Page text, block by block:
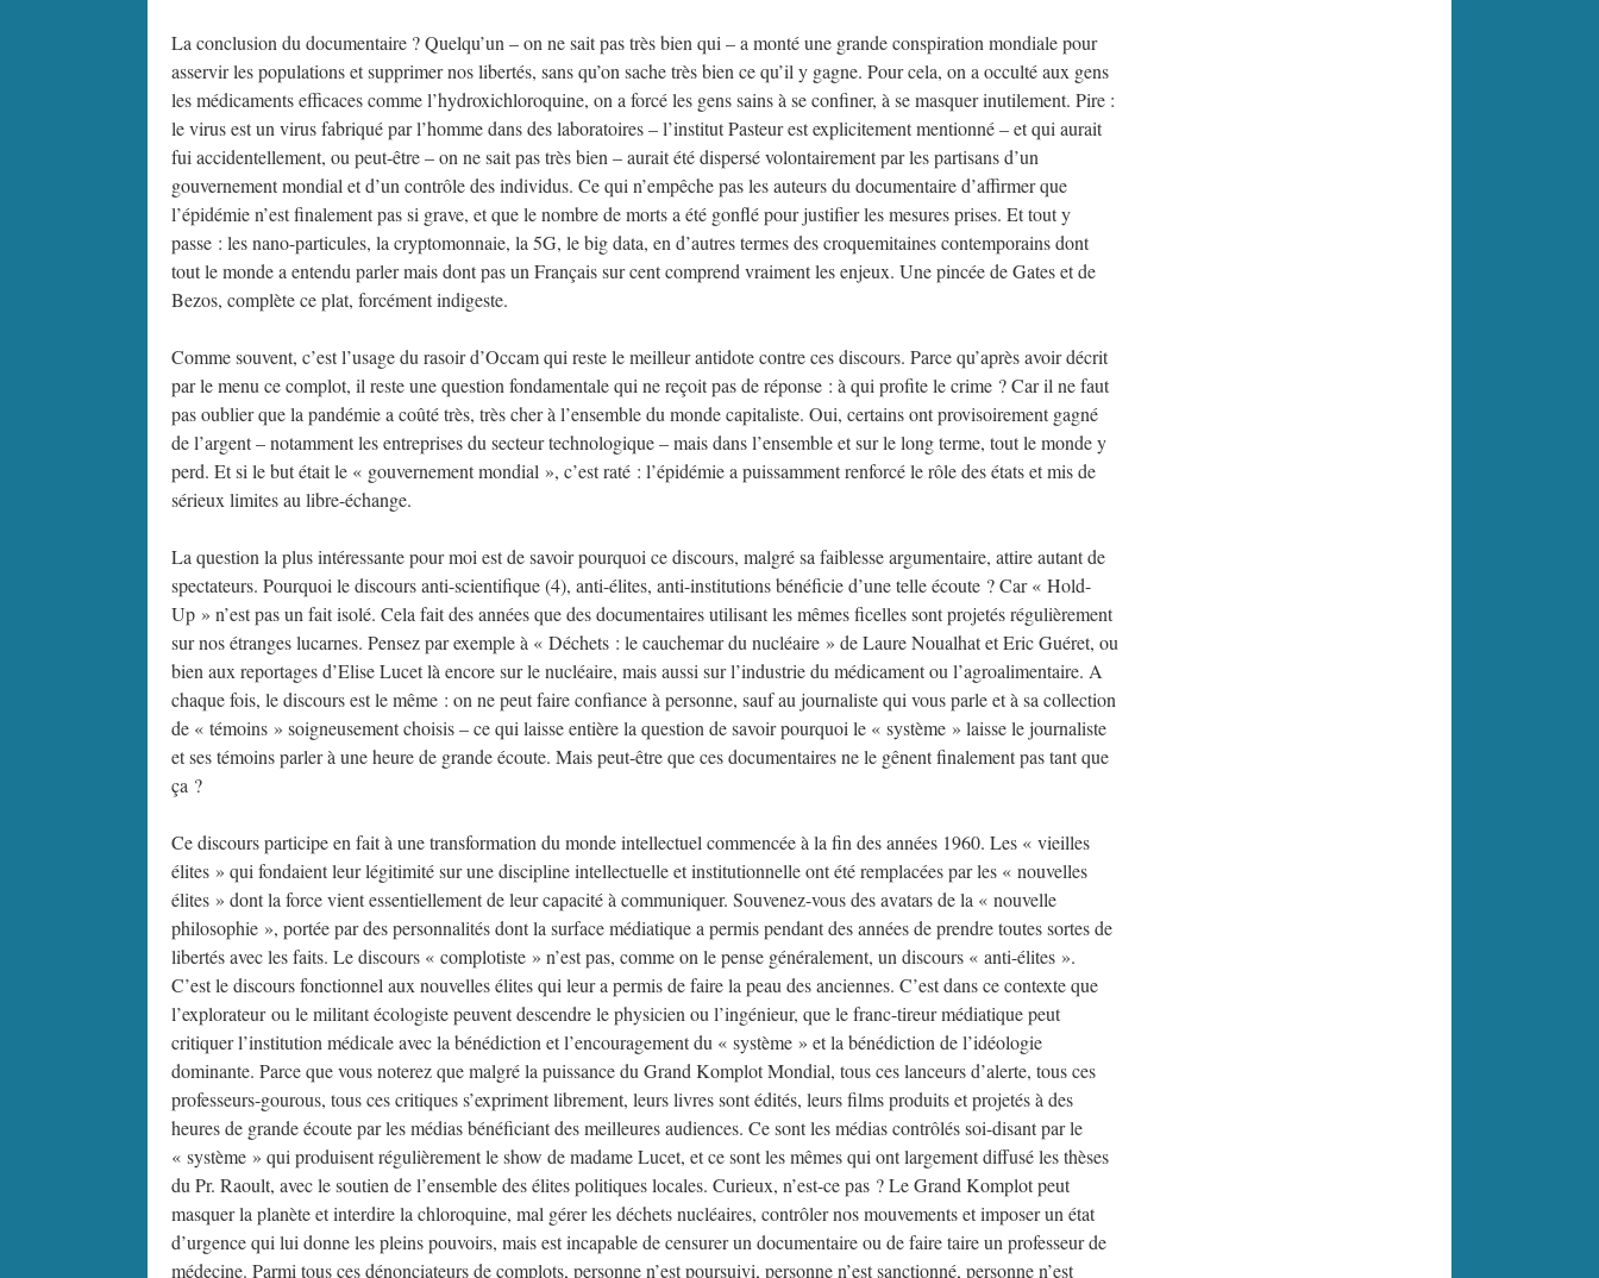
La conclusion du documentaire ? Quelqu’un – on ne sait pas très bien qui – a monté une grande conspiration mondiale pour
asservir les populations et supprimer nos libertés, sans qu’on sache très bien ce qu’il y gagne. Pour cela, on a occulté aux gens
les médicaments efficaces comme l’hydroxichloroquine, on a forcé les gens sains à se confiner, à se masquer inutilement. Pire :
le virus est un virus fabriqué par l’homme dans des laboratoires – l’institut Pasteur est explicitement mentionné – et qui aurait
fui accidentellement, ou peut-être – on ne sait pas très bien – aurait été dispersé volontairement par les partisans d’un
gouvernement mondial et d’un contrôle des individus. Ce qui n’empêche pas les auteurs du documentaire d’affirmer que
l’épidémie n’est finalement pas si grave, et que le nombre de morts a été gonflé pour justifier les mesures prises. Et tout y
passe : les nano-particules, la cryptomonnaie, la 5G, le big data, en d’autres termes des croquemitaines contemporains dont
tout le monde a entendu parler mais dont pas un Français sur cent comprend vraiment les enjeux. Une pincée de Gates et de
Bezos, complète ce plat, forcément indigeste.
Comme souvent, c’est l’usage du rasoir d’Occam qui reste le meilleur antidote contre ces discours. Parce qu’après avoir décrit
par le menu ce complot, il reste une question fondamentale qui ne reçoit pas de réponse : à qui profite le crime ? Car il ne faut
pas oublier que la pandémie a coûté très, très cher à l’ensemble du monde capitaliste. Oui, certains ont provisoirement gagné
de l’argent – notamment les entreprises du secteur technologique – mais dans l’ensemble et sur le long terme, tout le monde y
perd. Et si le but était le « gouvernement mondial », c’est raté : l’épidémie a puissamment renforcé le rôle des états et mis de
sérieux limites au libre-échange.
La question la plus intéressante pour moi est de savoir pourquoi ce discours, malgré sa faiblesse argumentaire, attire autant de
spectateurs. Pourquoi le discours anti-scientifique (4), anti-élites, anti-institutions bénéficie d’une telle écoute ? Car « Hold-
Up » n’est pas un fait isolé. Cela fait des années que des documentaires utilisant les mêmes ficelles sont projetés régulièrement
sur nos étranges lucarnes. Pensez par exemple à « Déchets : le cauchemar du nucléaire » de Laure Noualhat et Eric Guéret, ou
bien aux reportages d’Elise Lucet là encore sur le nucléaire, mais aussi sur l’industrie du médicament ou l’agroalimentaire. A
chaque fois, le discours est le même : on ne peut faire confiance à personne, sauf au journaliste qui vous parle et à sa collection
de « témoins » soigneusement choisis – ce qui laisse entière la question de savoir pourquoi le « système » laisse le journaliste
et ses témoins parler à une heure de grande écoute. Mais peut-être que ces documentaires ne le gênent finalement pas tant que
ça ?
Ce discours participe en fait à une transformation du monde intellectuel commencée à la fin des années 1960. Les « vieilles
élites » qui fondaient leur légitimité sur une discipline intellectuelle et institutionnelle ont été remplacées par les « nouvelles
élites » dont la force vient essentiellement de leur capacité à communiquer. Souvenez-vous des avatars de la « nouvelle
philosophie », portée par des personnalités dont la surface médiatique a permis pendant des années de prendre toutes sortes de
libertés avec les faits. Le discours « complotiste » n’est pas, comme on le pense généralement, un discours « anti-élites ».
C’est le discours fonctionnel aux nouvelles élites qui leur a permis de faire la peau des anciennes. C’est dans ce contexte que
l’explorateur ou le militant écologiste peuvent descendre le physicien ou l’ingénieur, que le franc-tireur médiatique peut
critiquer l’institution médicale avec la bénédiction et l’encouragement du « système » et la bénédiction de l’idéologie
dominante. Parce que vous noterez que malgré la puissance du Grand Komplot Mondial, tous ces lanceurs d’alerte, tous ces
professeurs-gourous, tous ces critiques s’expriment librement, leurs livres sont édités, leurs films produits et projetés à des
heures de grande écoute par les médias bénéficiant des meilleures audiences. Ce sont les médias contrôlés soi-disant par le
« système » qui produisent régulièrement le show de madame Lucet, et ce sont les mêmes qui ont largement diffusé les thèses
du Pr. Raoult, avec le soutien de l’ensemble des élites politiques locales. Curieux, n’est-ce pas ? Le Grand Komplot peut
masquer la planète et interdire la chloroquine, mal gérer les déchets nucléaires, contrôler nos mouvements et imposer un état
d’urgence qui lui donne les pleins pouvoirs, mais est incapable de censurer un documentaire ou de faire taire un professeur de
médecine. Parmi tous ces dénonciateurs de complots, personne n’est poursuivi, personne n’est sanctionné, personne n’est